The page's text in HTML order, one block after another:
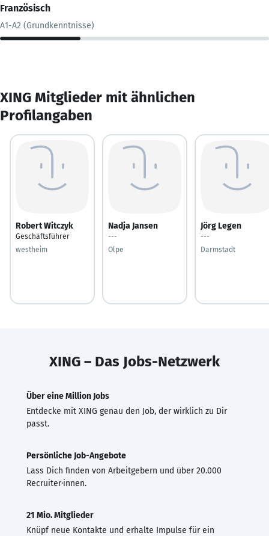
Französisch
A1-A2 (Grundkenntnisse)
XING Mitglieder mit ähnlichen
Profilangaben
Robert Witczyk
Geschäftsführer
westheim
Nadja Jansen
---
Olpe
Jörg Legen
---
Darmstadt
XING – Das Jobs-Netzwerk
Über eine Million Jobs
Entdecke mit XING genau den Job, der wirklich zu Dir
passt.
Persönliche Job-Angebote
Lass Dich finden von Arbeitgebern und über 20.000
Recruiter·innen.
21 Mio. Mitglieder
Knüpf neue Kontakte und erhalte Impulse für ein